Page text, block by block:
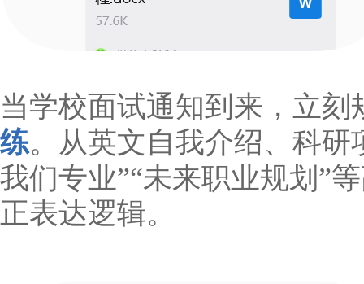
当学校面试通知到来，立刻
练。从英文自我介绍、科研
我们专业”“未来职业规划”
正表达逻辑。